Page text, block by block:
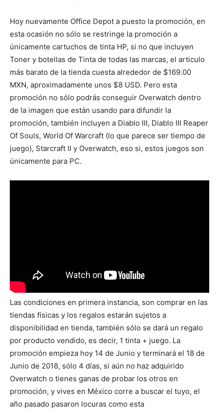
Hoy nuevamente Office Depot a puesto la promoción, en
esta ocasión no sólo se restringe la promoción a
únicamente cartuchos de tinta HP, si no que incluyen
Toner y botellas de Tinta de todas las marcas, el articulo
más barato de la tienda cuesta alrededor de $169.00
MXN, aproximadamente unos $8 USD. Pero esta
promoción no sólo podrás conseguir Overwatch dentro
de la imagen que están usando para difundir la
promoción, también incluyen a Diablo III, Diablo III Reaper
Of Souls, World Of Warcraft (lo que parece ser tiempo de
juego), Starcraft II y Overwatch, eso si, estos juegos son
únicamente para PC.
Las condiciones en primera instancia, son comprar en las
tiendas físicas y los regalos estarán sujetos a
disponibilidad en tienda, también sólo se dará un regalo
por producto vendido, es decir, 1 tinta + juego. La
promoción empieza hoy 14 de Junio y terminará el 18 de
Junio de 2018, sólo 4 días, si aún no haz adquirido
Overwatch o tienes ganas de probar los otros en
promoción, y vives en México corre a buscar el tuyo, el
año pasado pasaron locuras como esta